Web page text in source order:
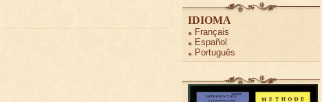
IDIOMA
Français
Español
Português